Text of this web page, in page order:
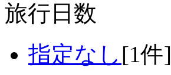
旅行日数
指定なし [1件]